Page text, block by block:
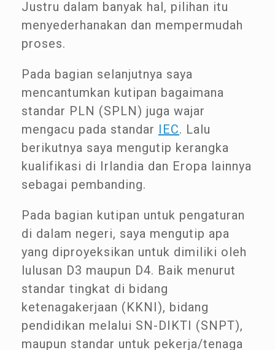
Justru dalam banyak hal, pilihan itu
menyederhanakan dan mempermudah
proses.
Pada bagian selanjutnya saya
mencantumkan kutipan bagaimana
standar PLN (SPLN) juga wajar
mengacu pada standar IEC. Lalu
berikutnya saya mengutip kerangka
kualifikasi di Irlandia dan Eropa lainnya
sebagai pembanding.
Pada bagian kutipan untuk pengaturan
di dalam negeri, saya mengutip apa
yang diproyeksikan untuk dimiliki oleh
lulusan D3 maupun D4. Baik menurut
standar tingkat di bidang
ketenagakerjaan (KKNI), bidang
pendidikan melalui SN-DIKTI (SNPT),
maupun standar untuk pekerja/tenaga